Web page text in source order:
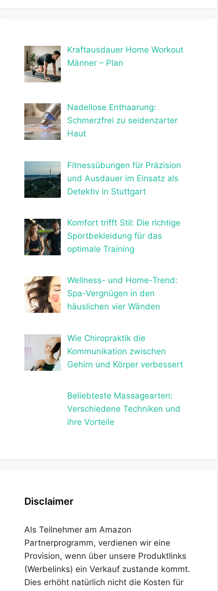
Kraftausdauer Home Workout
Männer – Plan
Nadellose Enthaarung:
Schmerzfrei zu seidenzarter
Haut
Fitnessübungen für Präzision
und Ausdauer im Einsatz als
Detektiv in Stuttgart
Komfort trifft Stil: Die richtige
Sportbekleidung für das
optimale Training
Wellness- und Home-Trend:
Spa-Vergnügen in den
häuslichen vier Wänden
Wie Chiropraktik die
Kommunikation zwischen
Gehirn und Körper verbessert
Beliebteste Massagearten:
Verschiedene Techniken und
ihre Vorteile
Disclaimer
Als Teilnehmer am Amazon
Partnerprogramm, verdienen wir eine
Provision, wenn über unsere Produktlinks
(Werbelinks) ein Verkauf zustande kommt.
Dies erhöht natürlich nicht die Kosten für